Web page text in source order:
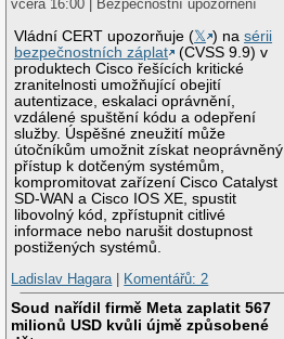
včera 16:00 | Bezpečnostní upozornění
Vládní CERT upozorňuje (𝕏 ) nasérii
bezpečnostních záplat
(CVSS 9.9) v
produktech Cisco řešících kritické
zranitelnosti umožňující obejití
autentizace, eskalaci oprávnění,
vzdálené spuštění kódu a odepření
služby. Úspěšné zneužití může
útočníkům umožnit získat neoprávněný
přístup k dotčeným systémům,
kompromitovat zařízení Cisco Catalyst
SD-WAN a Cisco IOS XE, spustit
libovolný kód, zpřístupnit citlivé
informace nebo narušit dostupnost
postižených systémů.
Ladislav Hagara| Komentářů: 2
Soud nařídil firmě Meta zaplatit 567
milionů USD kvůli újmě způsobené